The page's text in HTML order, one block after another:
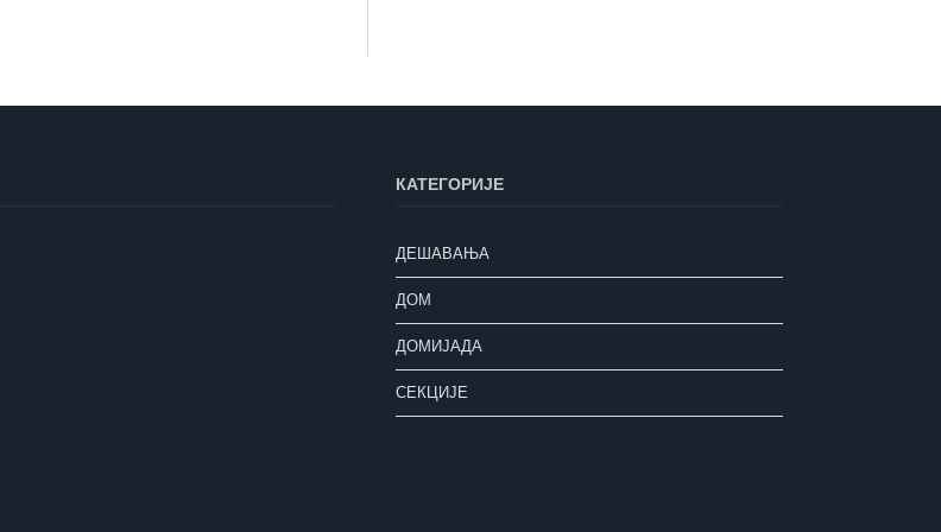
КАТЕГОРИЈЕ
ДЕШАВАЊА
ДОМ
ДОМИЈАДА
СЕКЦИЈЕ